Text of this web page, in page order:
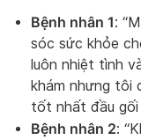
Bệnh nhân 1:
sóc sức khỏe
luôn nhiệt tình
khám nhưng tôi
tốt nhất đầu gối
Bệnh nhân 2: